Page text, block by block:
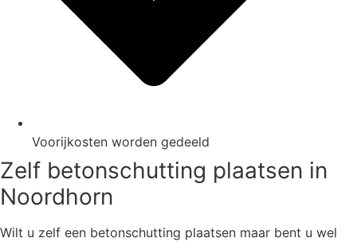
Voorijkosten worden gedeeld
Zelf betonschutting plaatsen in
Noordhorn
Wilt u zelf een betonschutting plaatsen maar bent u wel